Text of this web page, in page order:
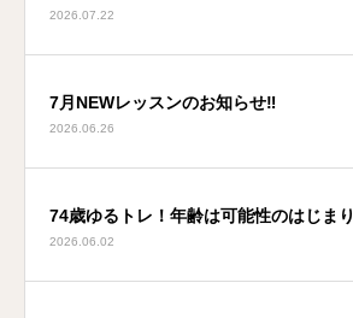
2026.07.22
7月NEWレッスンのお知らせ‼
2026.06.26
74歳ゆるトレ！年齢は可能性のはじまり
2026.06.02